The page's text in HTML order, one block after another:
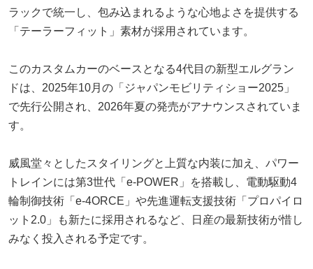
ラックで統一し、包み込まれるような心地よさを提供する
「テーラーフィット」素材が採用されています。
このカスタムカーのベースとなる4代目の新型エルグラン
ドは、2025年10月の「ジャパンモビリティショー2025」
で先行公開され、2026年夏の発売がアナウンスされていま
す。
威風堂々としたスタイリングと上質な内装に加え、パワー
トレインには第3世代「e-POWER」を搭載し、電動駆動4
輪制御技術「e-4ORCE」や先進運転支援技術「プロパイロ
ット2.0」も新たに採用されるなど、日産の最新技術が惜し
みなく投入される予定です。